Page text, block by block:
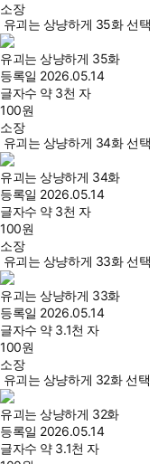
소장
유괴는 상냥하게 35화 선택
유괴는 상냥하게 35화
등록일 2026.05.14
글자수 약 3천 자
100원
소장
유괴는 상냥하게 34화 선택
유괴는 상냥하게 34화
등록일 2026.05.14
글자수 약 3천 자
100원
소장
유괴는 상냥하게 33화 선택
유괴는 상냥하게 33화
등록일 2026.05.14
글자수 약 3.1천 자
100원
소장
유괴는 상냥하게 32화 선택
유괴는 상냥하게 32화
등록일 2026.05.14
글자수 약 3.1천 자